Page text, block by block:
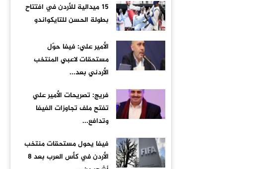
15 ميدالية للأردن في افتتاح
بطولة الحسن للتايكواندو
الأمير علي: فيفا حوّل
مستحقات لاعبي المنتخب
الأردني بعد...
فريج: تصريحات الأمير علي
تفتح ملف تجاوزات الفيفا
وتدافع...
فيفا يحول مستحقات منتخب
الأردن في كأس العرب بعد 8